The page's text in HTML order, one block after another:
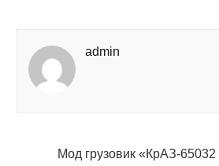
admin
Мод грузовик «КрАЗ-